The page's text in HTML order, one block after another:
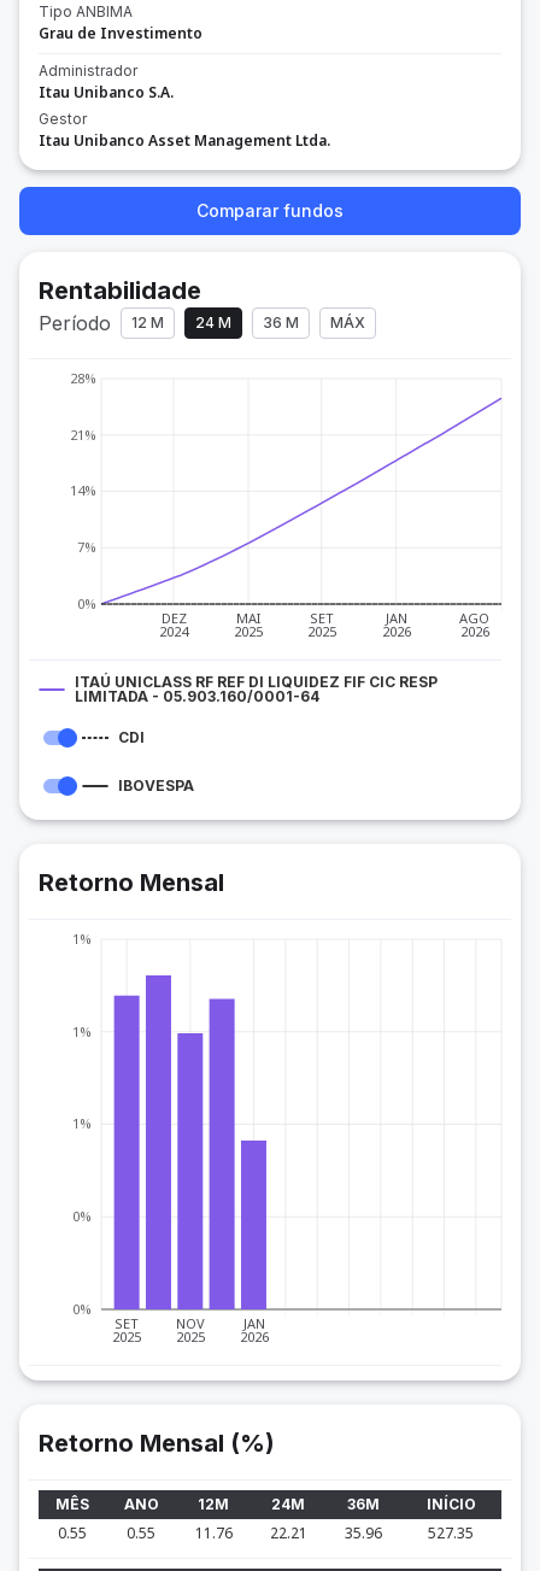
Tipo ANBIMA
Grau de Investimento
Administrador
Itau Unibanco S.A.
Gestor
Itau Unibanco Asset Management Ltda.
Comparar fundos
Rentabilidade
Período 12 M 24 M 36 M MÁX
DEZ
2024
MAI
2025
SET
2025
JAN
2026
AGO
2026
0%
7%
14%
21%
28%
ITAÚ UNICLASS RF REF DI LIQUIDEZ FIF CIC RESP
LIMITADA - 05.903.160/0001-64
CDI
IBOVESPA
Retorno Mensal
SET
2025
NOV
2025
JAN
2026
0%
0%
1%
1%
1%
Retorno Mensal (%)
MÊS ANO 12M 24M 36M INÍCIO
0.55 0.55 11.76 22.21 35.96 527.35